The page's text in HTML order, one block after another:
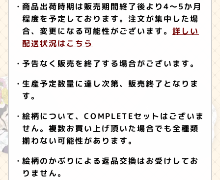
商品出荷時期は販売期間終了後より4～5か月
程度を予定しております。注文が集中した場
合、変更になる可能性がございます。 詳しい
配送状況はこちら
予告なく販売を終了する場合がございます。
生産予定数量に達し次第、販売終了となりま
す。
絵柄について、COMPLETEセットはございま
せん。複数お買い上げ頂いた場合でも全種類
揃わない可能性があります。
絵柄のかぶりによる返品交換はお受けしてお
りません。